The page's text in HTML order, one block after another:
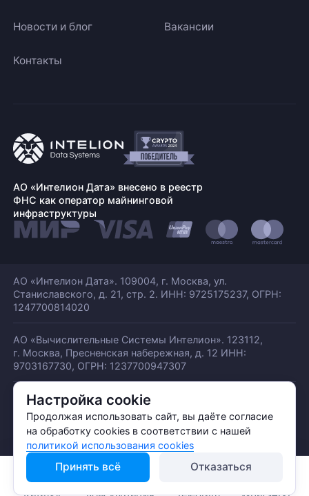
Настройка cookie
Продолжая использовать сайт, вы даёте согласие
на обработку cookies в соответствии с нашей
политикой использования cookies
Принять всё Отказаться
Новости и блог Вакансии
Контакты
АО «Интелион Дата» внесено в реестр
ФНС как оператор майнинговой
инфраструктуры
АО «Интелион Дата». 109004, г. Москва, ул.
Станиславского, д. 21, стр. 2. ИНН: 9725175237, ОГРН:
1247700814020
АО «Вычислительные Системы Интелион». 123112,
г. Москва, Пресненская набережная, д. 12 ИНН:
9703167730, ОГРН: 1237700947307
© АО «ИНТЕЛИОН ДАТА» 2026
Политика обработки ПДн
Политика конфиденциальности
Политика использования куки